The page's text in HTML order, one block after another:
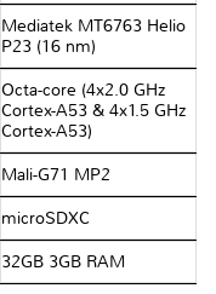
Mediatek MT6763 Helio
P23 (16 nm)
Octa-core (4x2.0 GHz
Cortex-A53 & 4x1.5 GHz
Cortex-A53)
Mali-G71 MP2
microSDXC
32GB 3GB RAM